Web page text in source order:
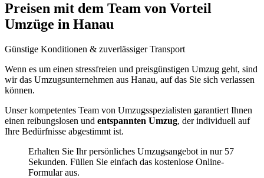
Preisen mit dem Team von Vorteil
Umzüge in Hanau
Günstige Konditionen & zuverlässiger Transport
Wenn es um einen stressfreien und preisgünstigen Umzug geht, sind
wir das Umzugsunternehmen aus Hanau, auf das Sie sich verlassen
können.
Unser kompetentes Team von Umzugsspezialisten garantiert Ihnen
einen reibungslosen und entspannten Umzug, der individuell auf
Ihre Bedürfnisse abgestimmt ist.
Erhalten Sie Ihr persönliches Umzugsangebot in nur 57
Sekunden. Füllen Sie einfach das kostenlose Online-
Formular aus.